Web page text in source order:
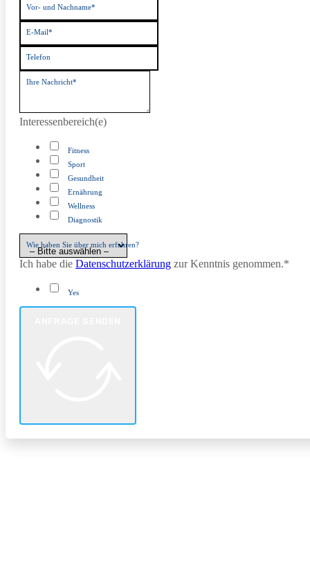
Vor- und Nachname*
E-Mail*
Telefon
Ihre Nachricht*
Interessenbereich(e)
Fitness
Sport
Gesundheit
Ernährung
Wellness
Diagnostik
Wie haben Sie über mich erfahren?
Ich habe die Datenschutzerklärung zur Kenntnis genommen.*
Yes